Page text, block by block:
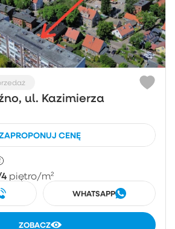
ul. Kazimierza
CENĘ
piętro/m²
WHATSAPP
ZOBACZ